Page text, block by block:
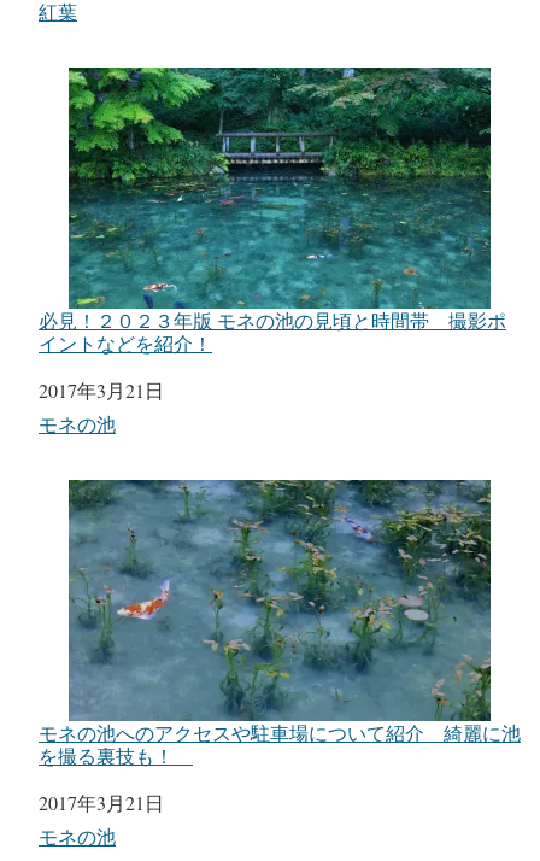
関連理由
紅葉
必見！２０２３年版 モネの池の見頃と時間帯 撮影ポ
イントなどを紹介！
日付
2017年3月21日
関連理由
モネの池
モネの池へのアクセスや駐車場について紹介 綺麗に池
を撮る裏技も！
日付
2017年3月21日
関連理由
モネの池